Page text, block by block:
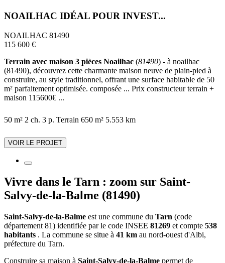
NOAILHAC IDÉAL POUR INVEST...
NOAILHAC 81490
115 600 €
Terrain avec maison 3 pièces Noailhac (81490) - à noailhac
(81490), découvrez cette charmante maison neuve de plain-pied à
construire, au style traditionnel, offrant une surface habitable de 50
m² parfaitement optimisée. composée ... Prix constructeur terrain +
maison 115600€ ...
50 m² 2 ch. 3 p. Terrain 650 m² 5.553 km
VOIR LE PROJET
Vivre dans le Tarn : zoom sur Saint-
Salvy-de-la-Balme (81490)
Saint-Salvy-de-la-Balme est une commune du Tarn (code
département 81) identifiée par le code INSEE 81269 et compte 538
habitants . La commune se situe à 41 km au nord-ouest d'Albi,
préfecture du Tarn.
Construire sa maison à Saint-Salvy-de-la-Balme permet de